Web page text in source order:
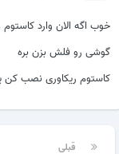
خوب اگه الان وارد کاستوم
گوشی رو فلش بزن بره
کاستوم ریکاوری نصب کن
قبلی